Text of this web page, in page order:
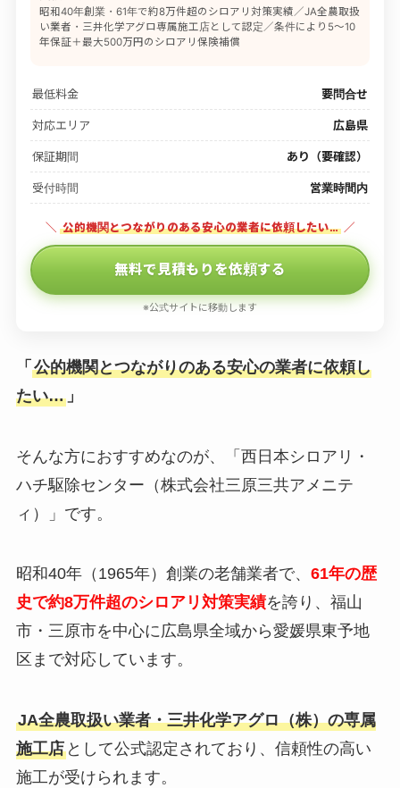
昭和40年創業・61年で約8万件超のシロアリ対策実績／JA全農取扱
い業者・三井化学アグロ専属施工店として認定／条件により5〜10
年保証＋最大500万円のシロアリ保険補償
最低料金 要問合せ
対応エリア 広島県
保証期間 あり（要確認）
受付時間 営業時間内
＼ 公的機関とつながりのある安心の業者に依頼したい… ／
無料で見積もりを依頼する
※公式サイトに移動します
「 公的機関とつながりのある安心の業者に依頼し
たい…」
そんな方におすすめなのが、「西日本シロアリ・
ハチ駆除センター（株式会社三原三共アメニテ
ィ）」です。
昭和40年（1965年）創業の老舗業者で、 61年の歴
史で約8万件超のシロアリ対策実績を誇り、福山
市・三原市を中心に広島県全域から愛媛県東予地
区まで対応しています。
JA全農取扱い業者・三井化学アグロ（株）の専属
施工店として公式認定されており、信頼性の高い
施工が受けられます。